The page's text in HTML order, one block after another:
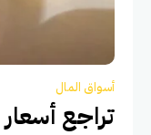
أسواق المال
تراجع